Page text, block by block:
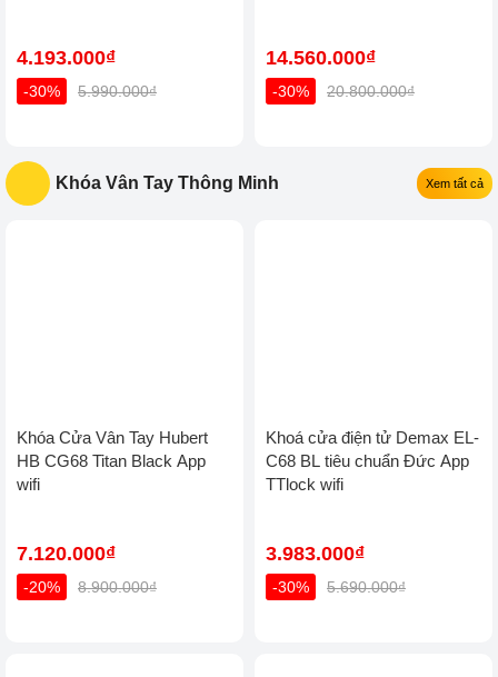
4.193.000₫
-30% 5.990.000₫
14.560.000₫
-30% 20.800.000₫
Khóa Vân Tay Thông Minh Xem tất cả
Khóa Cửa Vân Tay Hubert
HB CG68 Titan Black App
wifi
7.120.000₫
-20% 8.900.000₫
Khoá cửa điện tử Demax EL-
C68 BL tiêu chuẩn Đức App
TTlock wifi
3.983.000₫
-30% 5.690.000₫